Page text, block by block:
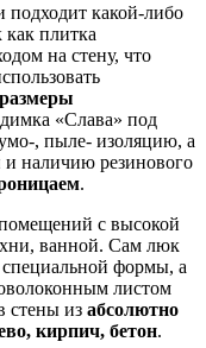
подходит какой-либо
плитка
на стену, что
«Слава» под
, пыле- изоляцию, а
и наличию резинового
.
с высокой
ванной. Сам люк
формы, а
листом
стены из абсолютно
кирпич, бетон.